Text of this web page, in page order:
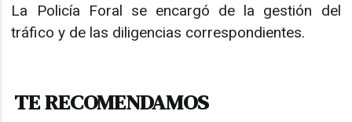
La Policía Foral se encargó de la gestión del
tráfico y de las diligencias correspondientes.
TE RECOMENDAMOS